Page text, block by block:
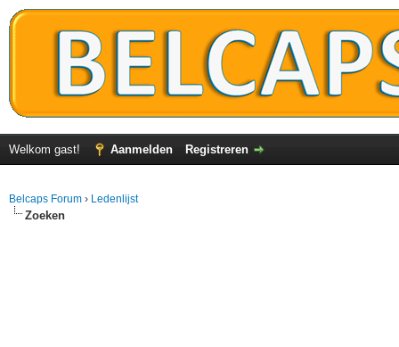
Welkom gast! Aanmelden Registreren
Belcaps Forum › Ledenlijst
Zoeken